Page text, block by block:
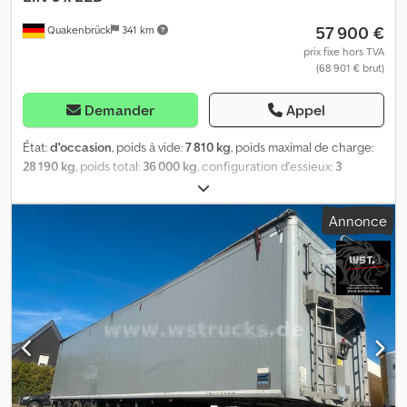
jusqu’au 02.2027 État technique : bon État esthétique : bon
Quakenbrück 341 km 57 900 €
prix fixe hors TVA
(68 901 € brut)
Demander Appel
État:d'occasion, poids à vide:7 810 kg, poids maximal de charge:
28 190 kg, poids total: 36 000 kg, configuration d'essieux: 3
, première immatriculation:
(TÜV):05/2027, longueur de l'espace de chargement:13 513 mm,
2 550 mm, hauteur de
, longueur totale:25 500 mm,
, hauteur totale: 140 000 mm,
, dimension des pneus: 385/65 R 22,5, Année de
construction:
2025, taille du pneu avant: 385/65 R 22,5, taille de
pneu arrière:385/65 R 22,5 , classe d'émission: aucun,
Équipement:
ABS , ABS, essieux du fabricant SAF, châssis en
aluminium, couleur grise, suspension pneumatique avec essieu
relevable, fonction de levage et d'abaissement, volume de
chargement 90, essieux relevables sur le 1er et le 3ème essieu,
Annonce